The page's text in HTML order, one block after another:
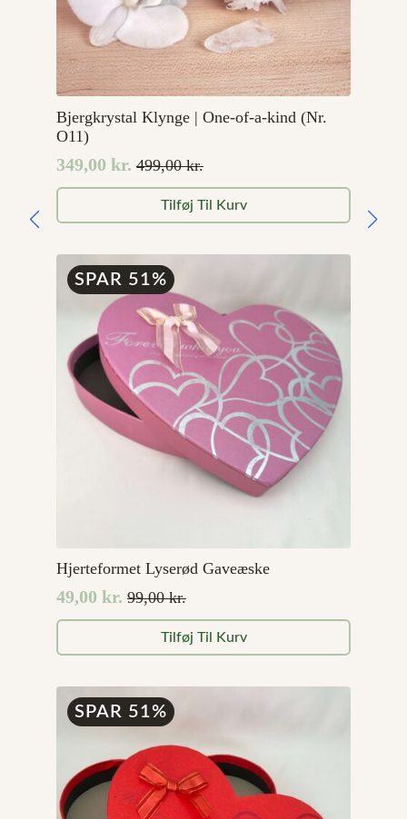
Bjergkrystal Klynge | One-of-a-kind (Nr.
O11)
499,00kr.
Den
oprindelige
pris
499,00 kr..
349,00 kr.
Den
aktuelle
pris
349,00 kr..
Tilføj Til Kurv
SPAR 51%
Hjerteformet Lyserød Gaveæske
99,00kr.
Den
oprindelige
pris
99,00 kr..
49,00 kr.
Den
aktuelle
pris
49,00 kr..
Tilføj Til Kurv
SPAR 51%